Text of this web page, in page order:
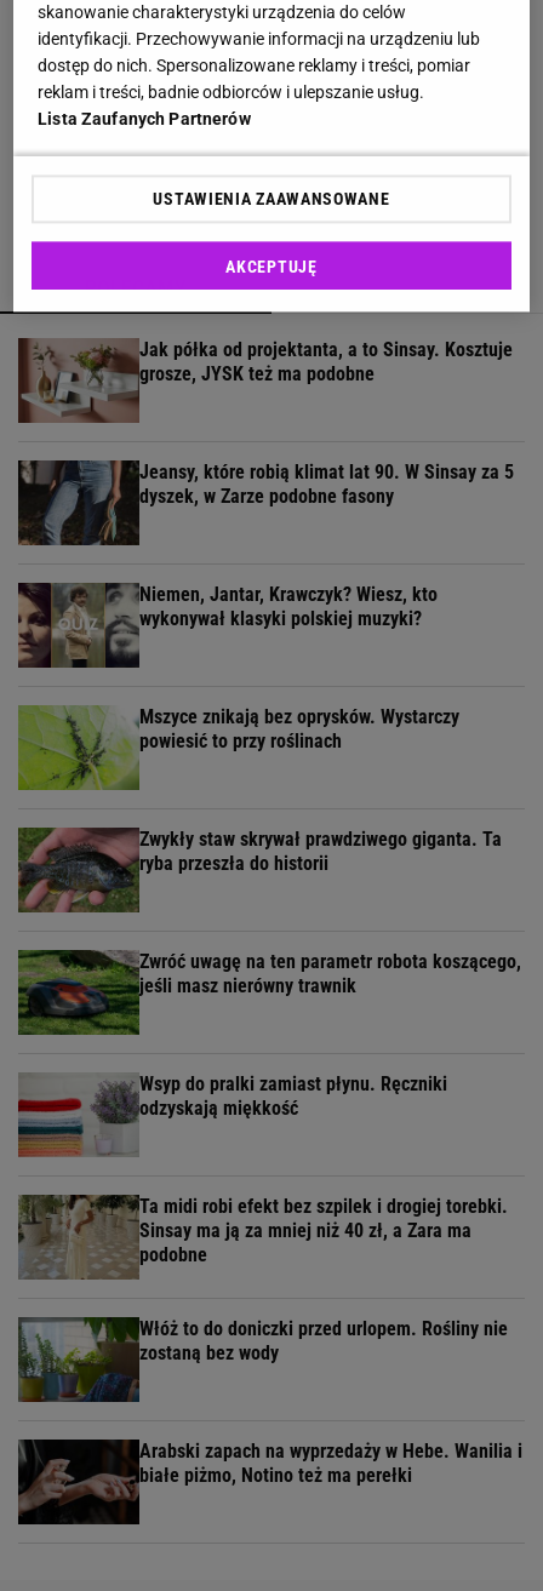
Coraz więcej osób wkłada folię pod telewizor.
Szczegół zmienia wszystko
Muchy wlatują do domu bez zaproszenia?
Postaw to przy oknie, a zmienią kierunek
POLECAMY WIĘCEJ TEMATÓW
Jak półka od projektanta, a to Sinsay. Kosztuje
grosze, JYSK też ma podobne
Jeansy, które robią klimat lat 90. W Sinsay za 5
dyszek, w Zarze podobne fasony
Niemen, Jantar, Krawczyk? Wiesz, kto
wykonywał klasyki polskiej muzyki?
Mszyce znikają bez oprysków. Wystarczy
powiesić to przy roślinach
Zwykły staw skrywał prawdziwego giganta. Ta
ryba przeszła do historii
Zwróć uwagę na ten parametr robota koszącego,
jeśli masz nierówny trawnik
Wsyp do pralki zamiast płynu. Ręczniki
odzyskają miękkość
Ta midi robi efekt bez szpilek i drogiej torebki.
Sinsay ma ją za mniej niż 40 zł, a Zara ma
podobne
Włóż to do doniczki przed urlopem. Rośliny nie
zostaną bez wody
Arabski zapach na wyprzedaży w Hebe. Wanilia i
białe piżmo, Notino też ma perełki
skanowanie charakterystyki urządzenia do celów
identyfikacji. Przechowywanie informacji na urządzeniu lub
dostęp do nich. Spersonalizowane reklamy i treści, pomiar
reklam i treści, badnie odbiorców i ulepszanie usług.
Lista Zaufanych Partnerów
USTAWIENIA ZAAWANSOWANE
AKCEPTUJĘ